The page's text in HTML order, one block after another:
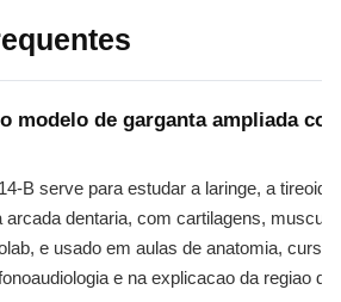
modelo de garganta ampliada
B serve para estudar a laringe, a
arcada dentaria, com cartilagens,
e usado em aulas de anatomia,
e na explicacao da regiao da